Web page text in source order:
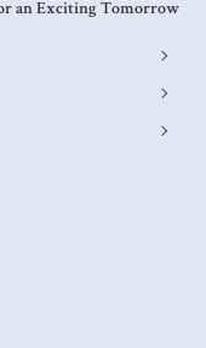
an Exciting Tomorrow